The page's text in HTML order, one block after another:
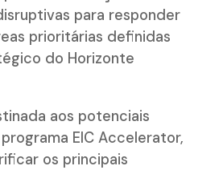
para responder
prioritárias definidas
do Horizonte
aos potenciais
EIC Accelerator,
os principais